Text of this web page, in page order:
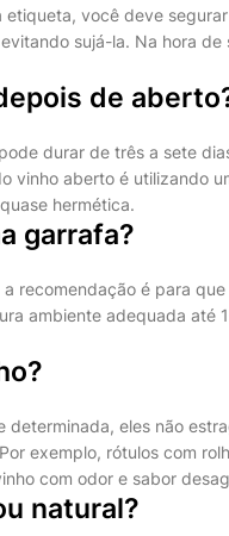
você deve
sujá-la. Na hora de
de
durar de três a sete
vinho aberto é utilizando
hermética.
garrafa?
recomendação é para
ambiente adequada até
eles não
exemplo, rótulos com
com odor e sabor
natural?